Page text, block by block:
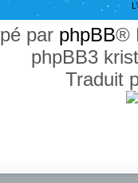
par phpBB®
phpBB3
Traduit